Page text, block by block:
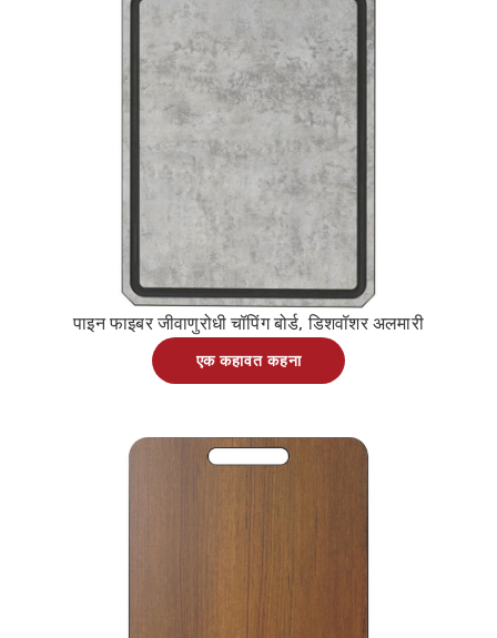
पाइन फाइबर जीवाणुरोधी चॉपिंग बोर्ड, डिशवॉशर अलमारी
एक कहावत कहना